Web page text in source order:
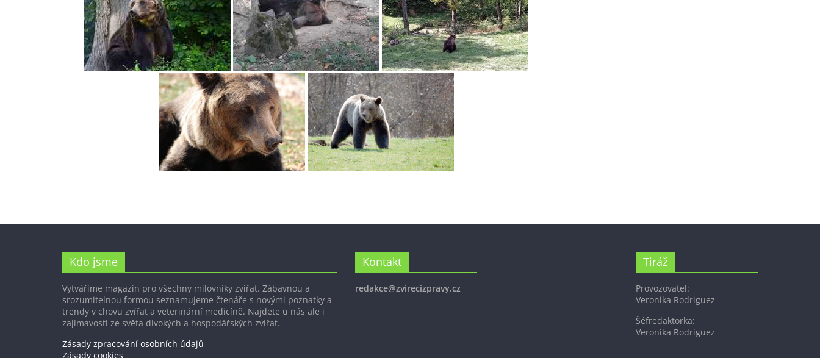
Kdo jsme
Vytváříme magazín pro všechny milovníky zvířat. Zábavnou a
srozumitelnou formou seznamujeme čtenáře s novými poznatky a
trendy v chovu zvířat a veterinární medicíně. Najdete u nás ale i
zajímavosti ze světa divokých a hospodářských zvířat.
Zásady zpracování osobních údajů
Zásady cookies
Kontakt
redakce@zvirecizpravy.cz
Tiráž
Provozovatel:
Veronika Rodriguez
Šéfredaktorka:
Veronika Rodriguez